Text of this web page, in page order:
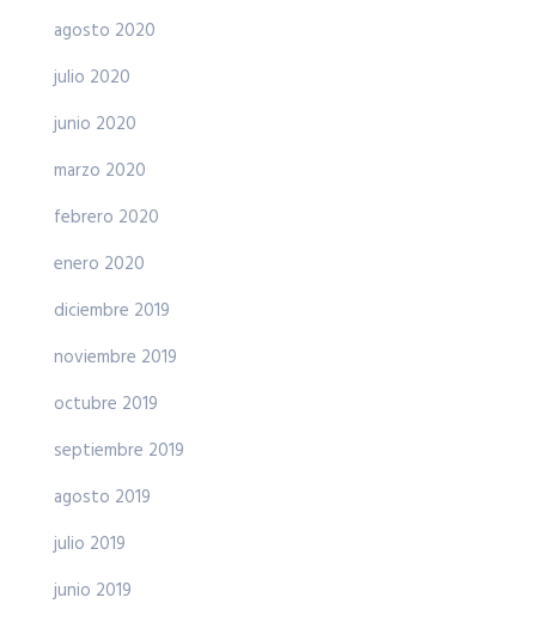
agosto 2020
julio 2020
junio 2020
marzo 2020
febrero 2020
enero 2020
diciembre 2019
noviembre 2019
octubre 2019
septiembre 2019
agosto 2019
julio 2019
junio 2019